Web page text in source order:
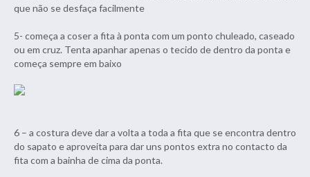
que não se desfaça facilmente
5- começa a coser a fita à ponta com um ponto chuleado, caseado
ou em cruz. Tenta apanhar apenas o tecido de dentro da ponta e
começa sempre em baixo
6 – a costura deve dar a volta a toda a fita que se encontra dentro
do sapato e aproveita para dar uns pontos extra no contacto da
fita com a bainha de cima da ponta.